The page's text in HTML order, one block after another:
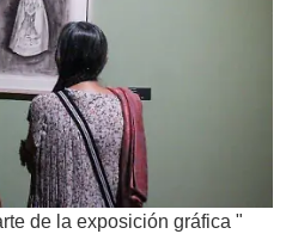
de la exposición gráfica "